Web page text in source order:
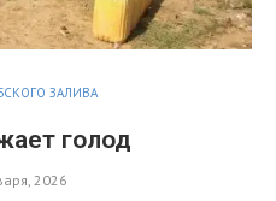
ЗАЛИВА
голод
2026